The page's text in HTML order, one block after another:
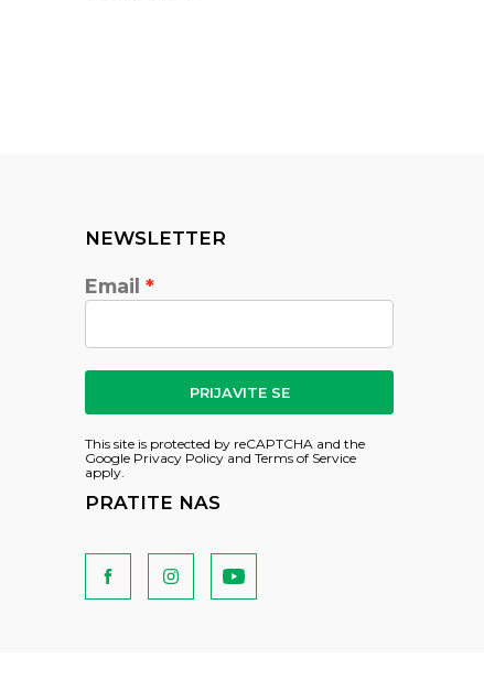
NEWSLETTER
Email
PRIJAVITE SE
This site is protected by reCAPTCHA and the
Google Privacy Policy and Terms of Service
apply.
PRATITE NAS